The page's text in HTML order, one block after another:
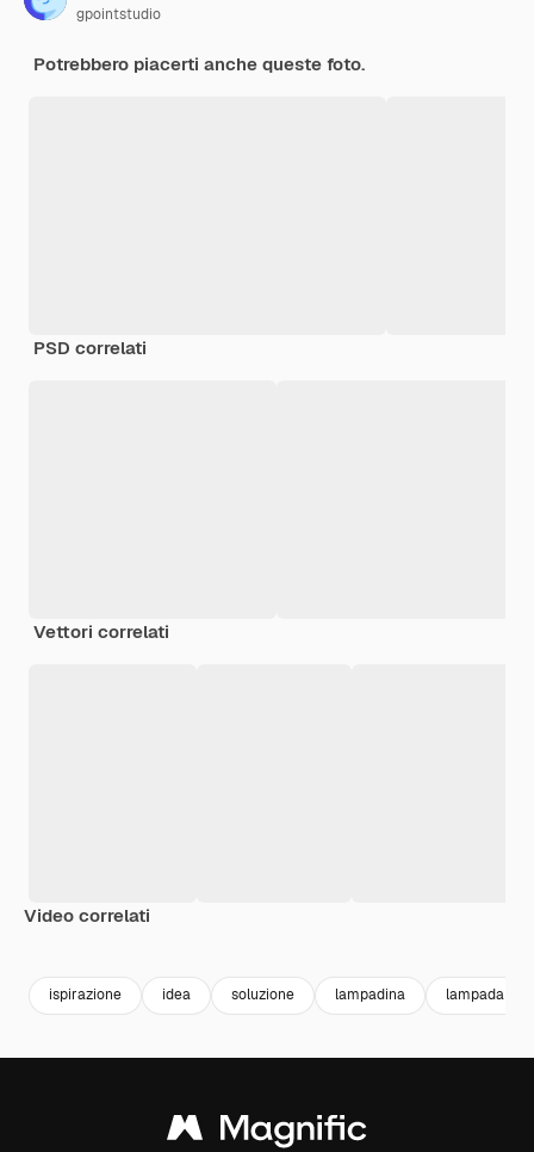
gpointstudio
Potrebbero piacerti anche queste foto.
PSD correlati
Vettori correlati
Video correlati
ispirazione idea soluzione lampadina lampada